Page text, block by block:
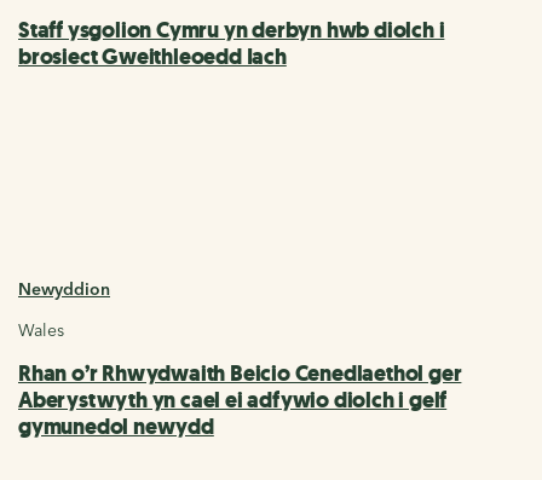
Staff ysgolion Cymru yn derbyn hwb diolch i
brosiect Gweithleoedd Iach
Newyddion
Wales
Rhan o’r Rhwydwaith Beicio Cenedlaethol ger
Aberystwyth yn cael ei adfywio diolch i gelf
gymunedol newydd